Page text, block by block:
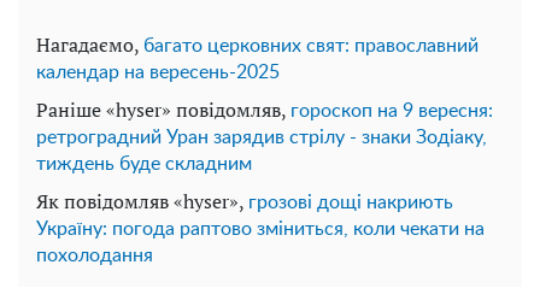
Нагадаємо, багато церковних свят: православний
календар на вересень-2025
Раніше «hyser» повідомляв, гороскоп на 9 вересня:
ретроградний Уран зарядив стрілу - знаки Зодіаку,
тиждень буде складним
Як повідомляв «hyser», грозові дощі накриють
Україну: погода раптово зміниться, коли чекати на
похолодання